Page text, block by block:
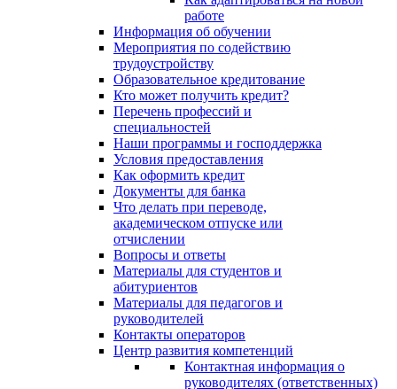
работе
Информация об обучении
Мероприятия по содействию
трудоустройству
Образовательное кредитование
Кто может получить кредит?
Перечень профессий и
специальностей
Наши программы и господдержка
Условия предоставления
Как оформить кредит
Документы для банка
Что делать при переводе,
академическом отпуске или
отчислении
Вопросы и ответы
Материалы для студентов и
абитуриентов
Материалы для педагогов и
руководителей
Контакты операторов
Центр развития компетенций
Контактная информация о
руководителях (ответственных)